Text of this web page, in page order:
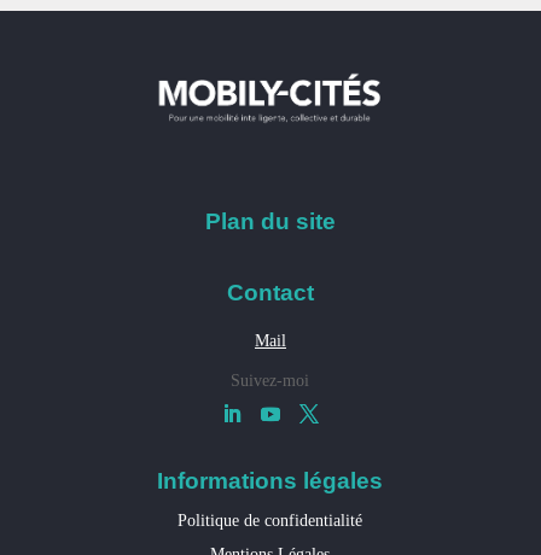
Plan du site
Contact
Mail
Suivez-moi
Informations légales
Politique de confidentialité